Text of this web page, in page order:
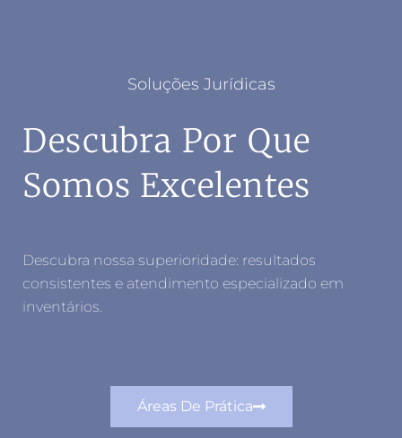
Soluções Jurídicas
Descubra Por Que
Somos Excelentes
Descubra nossa superioridade: resultados
consistentes e atendimento especializado em
inventários.
Áreas De Prática